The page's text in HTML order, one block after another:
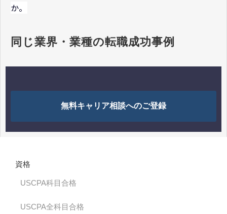
か。
同じ業界・業種の転職成功事例
無料キャリア相談へのご登録
資格
USCPA科目合格
USCPA全科目合格